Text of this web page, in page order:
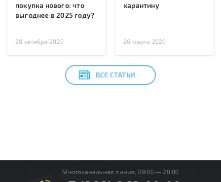
покупка нового: что
выгоднее в 2025 году?
28 октября 2025
карантину
26 марта 2020
ВСЕ СТАТЬИ
Многоканальная линия, 09:00 — 20:00